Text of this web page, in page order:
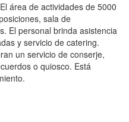
área de actividades de 5000
sala de
El personal brinda asistencia
y servicio de catering.
un servicio de conserje,
o quiosco. Está